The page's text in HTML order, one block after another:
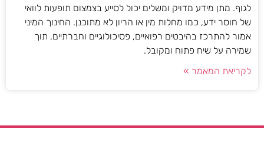
לגוף. מתן מידע מדויק ומשלים יכול לסייע בצמצום תופעות לוואי
של חוסר ידע, כמו מחלות מין או הריון לא מתוכנן. החינוך המיני
אמור להתרכז בהיבטים רפואיים, פסיכולוגיים וחברתיים, תוך
שמירה על שיח פתוח ומקובל.
לקריאת המאמר »